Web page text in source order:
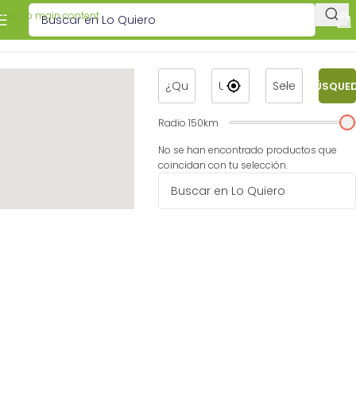
Skip to main content
Radio150km
No se han encontrado productos que
coincidan con tu selección.